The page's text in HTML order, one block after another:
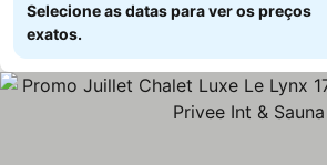
Selecione as datas para ver os preços
exatos.